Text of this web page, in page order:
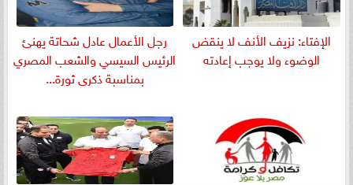
الإفتاء: نزيف الأنف لا ينقض
الوضوء ولا يوجب إعادته
رجل الأعمال عادل شحاتة يهنئ
الرئيس السيسي والشعب المصري
بمناسبة ذكرى ثورة...